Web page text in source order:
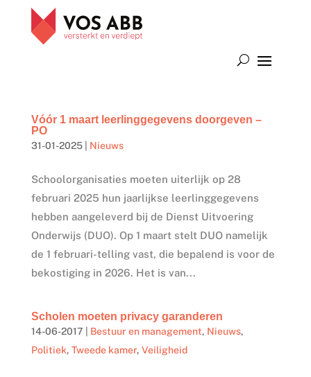
Vóór 1 maart leerlinggegevens doorgeven –
PO
31-01-2025| Nieuws
Schoolorganisaties moeten uiterlijk op 28
februari 2025 hun jaarlijkse leerlinggegevens
hebben aangeleverd bij de Dienst Uitvoering
Onderwijs (DUO). Op 1 maart stelt DUO namelijk
de 1 februari-telling vast, die bepalend is voor de
bekostiging in 2026. Het is van...
Scholen moeten privacy garanderen
14-06-2017 Bestuur en management, Nieuws,
Politiek, Tweede kamer, Veiligheid